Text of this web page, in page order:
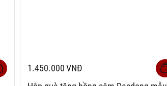
1.450.000VNĐ